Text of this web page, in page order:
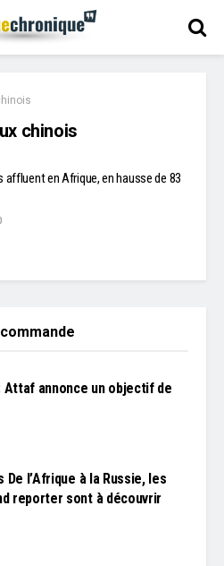
chinois
affluent en Afrique, en hausse de 83
Attaf annonce un objectif de
l’Afrique à la Russie, les
reporter sont à découvrir